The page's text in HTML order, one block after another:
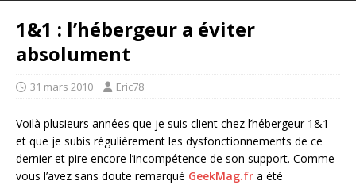
1&1 : l’hébergeur a éviter
absolument
31 mars 2010 Eric78
Voilà plusieurs années que je suis client chez l’hébergeur 1&1
et que je subis régulièrement les dysfonctionnements de ce
dernier et pire encore l’incompétence de son support. Comme
vous l’avez sans doute remarqué GeekMag.fr a été